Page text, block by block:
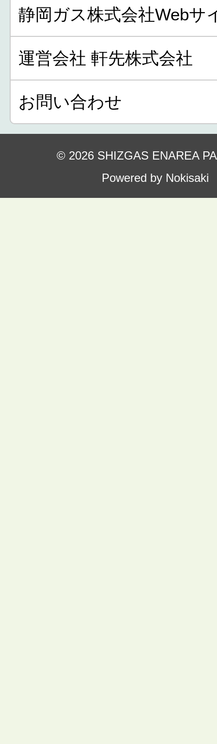
静岡ガス株式会社Webサ
運営会社 軒先株式会社
お問い合わせ
© 2026 SHIZGAS ENAREA
Powered by Nokisaki